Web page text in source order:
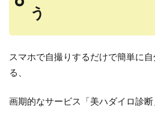
う
スマホで自撮りするだけで簡単に
る、
画期的なサービス「美ハダイロ診断